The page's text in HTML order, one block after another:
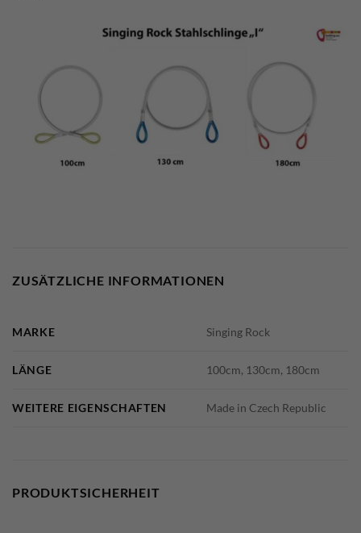
ZUSÄTZLICHE INFORMATIONEN
MARKE Singing Rock
LÄNGE 100cm, 130cm, 180cm
WEITERE EIGENSCHAFTEN Made in Czech Republic
PRODUKTSICHERHEIT